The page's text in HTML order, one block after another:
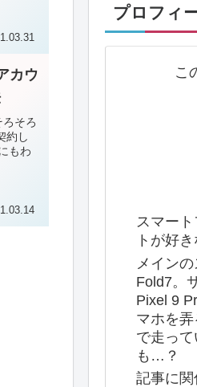
カウ
そろ
約し
もわ
プロフィ
こ
スマー
トが好
メイン
Fold7。
Pixel 9
マホを
で走っ
も…？
記事に